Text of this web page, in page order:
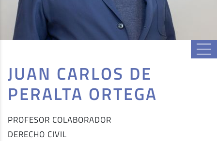
JUAN CARLOS DE
PERALTA ORTEGA
PROFESOR COLABORADOR
DERECHO CIVIL